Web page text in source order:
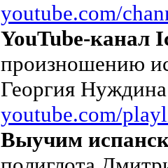
youtube.com/
YouTube-канал
произношению
Георгия
youtube.com/
Выучим